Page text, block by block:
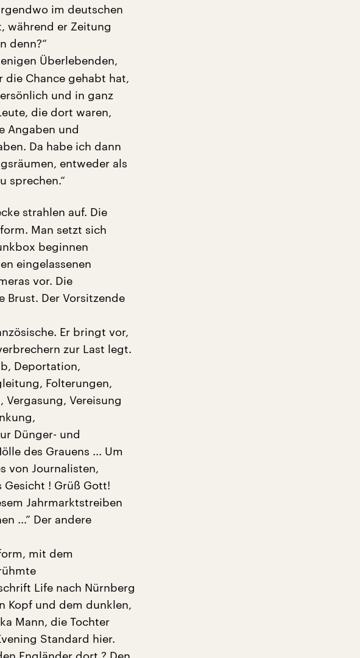
im deutschen
während er Zeitung
denn?“
Überlebenden,
die Chance gehabt hat,
und in ganz
die dort waren,
Angaben und
Da habe ich dann
entweder als
sprechen.“
strahlen auf. Die
Man setzt sich
beginnen
eingelassenen
vor. Die
Brust. Der Vorsitzende
Er bringt vor,
zur Last legt.
Deportation,
Folterungen,
Vereisung
Dünger- und
des Grauens ... Um
von Journalisten,
Gesicht ! Grüß Gott!
Jahrmarktstreiben
...” Der andere
mit dem
Life nach Nürnberg
Kopf und dem dunklen,
Mann, die Tochter
Standard hier.